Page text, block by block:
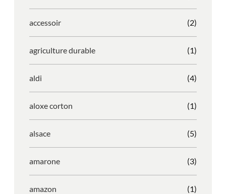
accessoir (2)
agriculture durable (1)
aldi (4)
aloxe corton (1)
alsace (5)
amarone (3)
amazon (1)